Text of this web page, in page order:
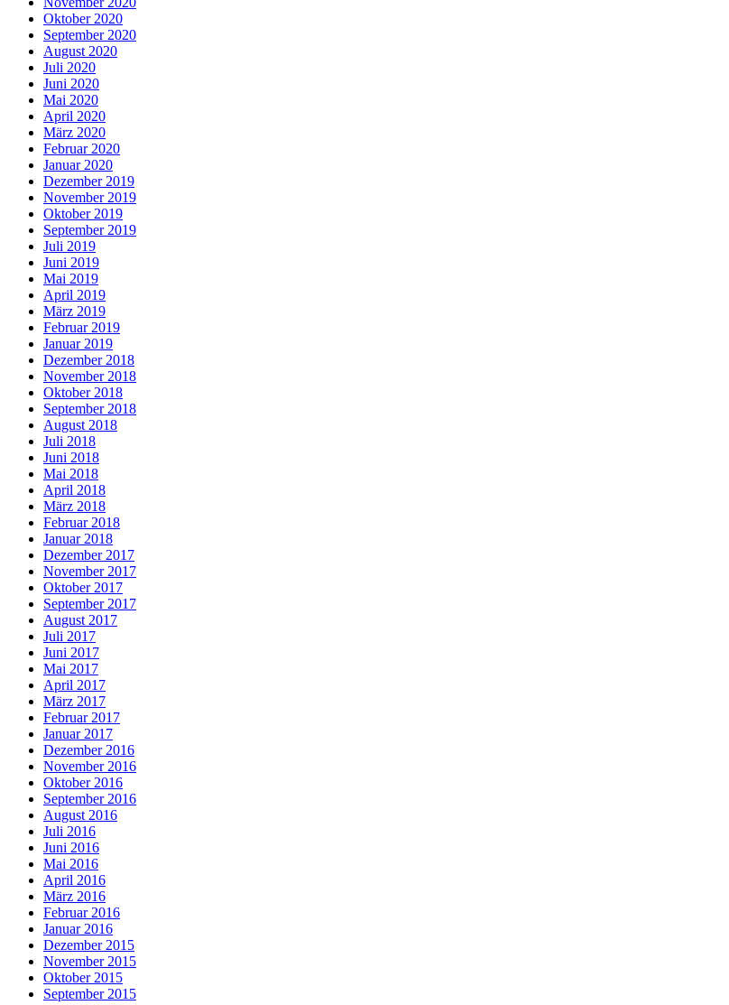
Oktober 2020
September 2020
August 2020
Juli 2020
Juni 2020
Mai 2020
April 2020
März 2020
Februar 2020
Januar 2020
Dezember 2019
November 2019
Oktober 2019
September 2019
Juli 2019
Juni 2019
Mai 2019
April 2019
März 2019
Februar 2019
Januar 2019
Dezember 2018
November 2018
Oktober 2018
September 2018
August 2018
Juli 2018
Juni 2018
Mai 2018
April 2018
März 2018
Februar 2018
Januar 2018
Dezember 2017
November 2017
Oktober 2017
September 2017
August 2017
Juli 2017
Juni 2017
Mai 2017
April 2017
März 2017
Februar 2017
Januar 2017
Dezember 2016
November 2016
Oktober 2016
September 2016
August 2016
Juli 2016
Juni 2016
Mai 2016
April 2016
März 2016
Februar 2016
Januar 2016
Dezember 2015
November 2015
Oktober 2015
September 2015